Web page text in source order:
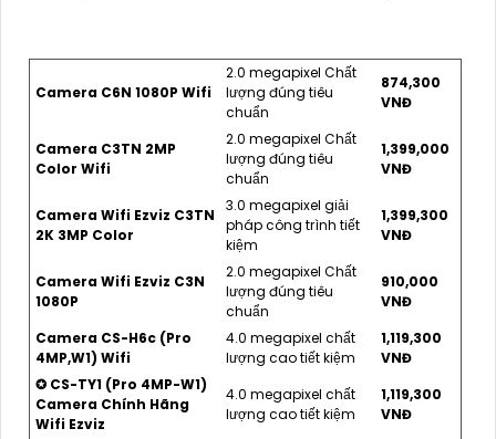
Camera C6N 1080P Wifi
2.0 megapixel Chất
lượng đúng tiêu
chuẩn
874,300
VNĐ
Camera C3TN 2MP
Color Wifi
2.0 megapixel Chất
lượng đúng tiêu
chuẩn
1,399,000
VNĐ
Camera Wifi Ezviz C3TN
2K 3MP Color
3.0 megapixel giải
pháp công trình tiết
kiệm
1,399,300
VNĐ
Camera Wifi Ezviz C3N
1080P
2.0 megapixel Chất
lượng đúng tiêu
chuẩn
910,000
VNĐ
Camera CS-H6c (Pro
4MP,W1) Wifi
4.0 megapixel chất
lượng cao tiết kiệm
1,119,300
VNĐ
✪ CS-TY1 (Pro 4MP-W1)
Camera Chính Hãng
Wifi Ezviz
4.0 megapixel chất
lượng cao tiết kiệm
1,119,300
VNĐ